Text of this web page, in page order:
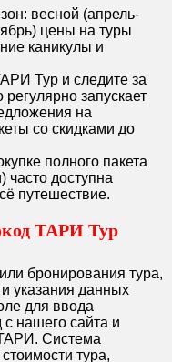
весной (апрель-
цены на туры
каникулы и
Тур и следите за
запускает
на
со скидками до
полного пакета
часто доступна
путешествие.
ТАРИ Тур
бронирования тура,
указания данных
для ввода
нашего сайта и
ТАРИ. Система
тура,